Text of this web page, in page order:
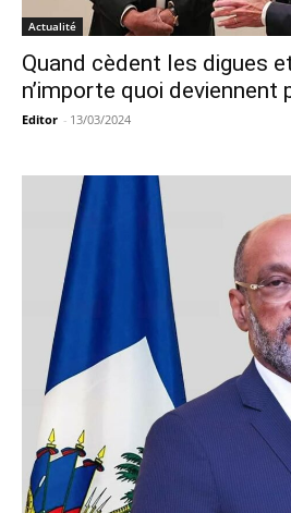
Actualité
Quand cèdent les digues
n’importe quoi deviennent
Editor - 13/03/2024